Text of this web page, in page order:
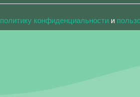
политику конфиденциальности и